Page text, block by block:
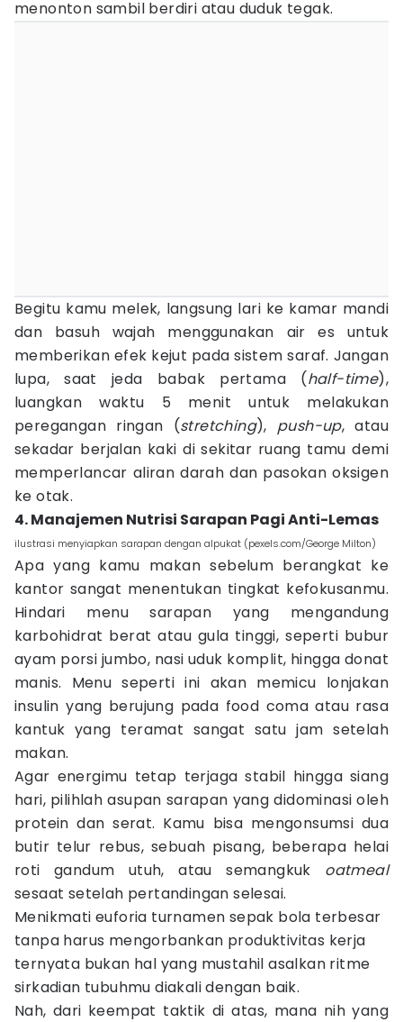
menonton sambil berdiri atau duduk tegak.
Begitu kamu melek, langsung lari ke kamar mandi
dan basuh wajah menggunakan air es untuk
memberikan efek kejut pada sistem saraf. Jangan
lupa, saat jeda babak pertama (half-time),
luangkan waktu 5 menit untuk melakukan
peregangan ringan (stretching), push-up, atau
sekadar berjalan kaki di sekitar ruang tamu demi
memperlancar aliran darah dan pasokan oksigen
ke otak.
4. Manajemen Nutrisi Sarapan Pagi Anti-Lemas
ilustrasi menyiapkan sarapan dengan alpukat (pexels.com/George Milton)
Apa yang kamu makan sebelum berangkat ke
kantor sangat menentukan tingkat kefokusanmu.
Hindari menu sarapan yang mengandung
karbohidrat berat atau gula tinggi, seperti bubur
ayam porsi jumbo, nasi uduk komplit, hingga donat
manis. Menu seperti ini akan memicu lonjakan
insulin yang berujung pada food coma atau rasa
kantuk yang teramat sangat satu jam setelah
makan.
Agar energimu tetap terjaga stabil hingga siang
hari, pilihlah asupan sarapan yang didominasi oleh
protein dan serat. Kamu bisa mengonsumsi dua
butir telur rebus, sebuah pisang, beberapa helai
roti gandum utuh, atau semangkuk oatmeal
sesaat setelah pertandingan selesai.
Menikmati euforia turnamen sepak bola terbesar
tanpa harus mengorbankan produktivitas kerja
ternyata bukan hal yang mustahil asalkan ritme
sirkadian tubuhmu diakali dengan baik.
Nah, dari keempat taktik di atas, mana nih yang